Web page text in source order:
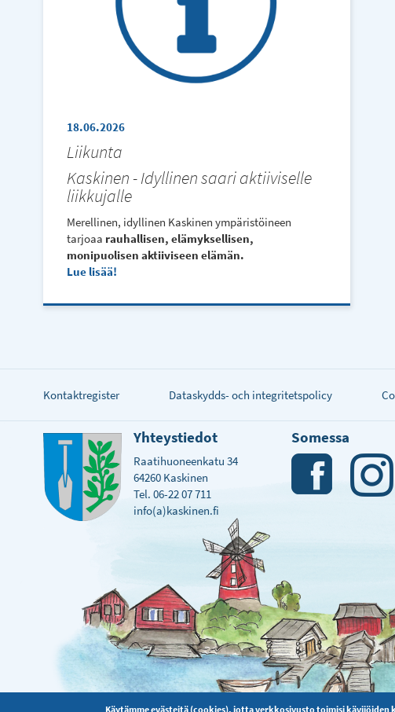
18.06.2026
Liikunta
Kaskinen - Idyllinen saari aktiiviselle
liikkujalle
Merellinen, idyllinen Kaskinen ympäristöineen
tarjoaa rauhallisen, elämyksellisen,
monipuolisen aktiiviseen elämän.
Lue lisää
Kontaktregister Dataskydds- och integritetspolicy
Yhteystiedot
Raatihuoneenkatu 34
64260 Kaskinen
Tel. 06-22 07 711
info(a)kaskinen.fi
Somessa
Käytämme evästeitä (cookies), jotta verkkosivusto toimisi kävijöiden